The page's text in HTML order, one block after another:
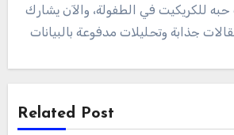
للكريكيت في الطفولة، والآن يشارك
Related Post